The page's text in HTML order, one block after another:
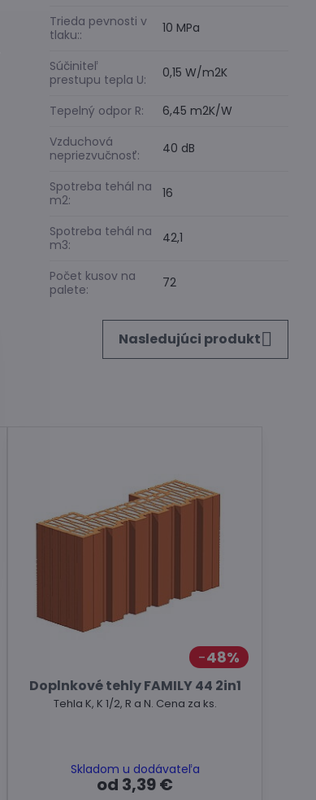
Trieda pevnosti v
tlaku::
10 MPa
Súčiniteľ
prestupu tepla U:
0,15 W/m2K
Tepelný odpor R:
6,45 m2K/W
Vzduchová
nepriezvučnosť:
40 dB
Spotreba tehál na
m2:
16
Spotreba tehál na
m3:
42,1
Počet kusov na
palete:
72
Nasledujúci produkt
48%
Doplnkové tehly FAMILY 44 2in1
Tehla K, K 1/2, R a N. Cena za ks.
Skladom u dodávateľa
od 3,39 €